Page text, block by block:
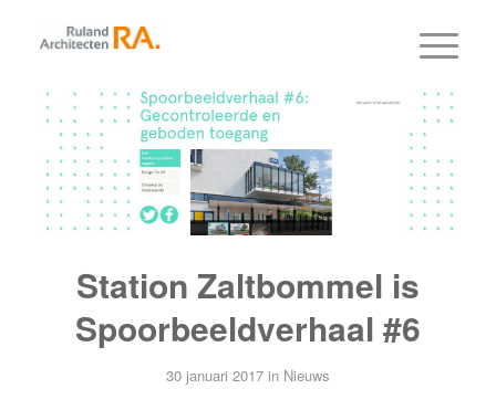
Station Zaltbommel is
Spoorbeeldverhaal #6
30 januari 2017 in Nieuws